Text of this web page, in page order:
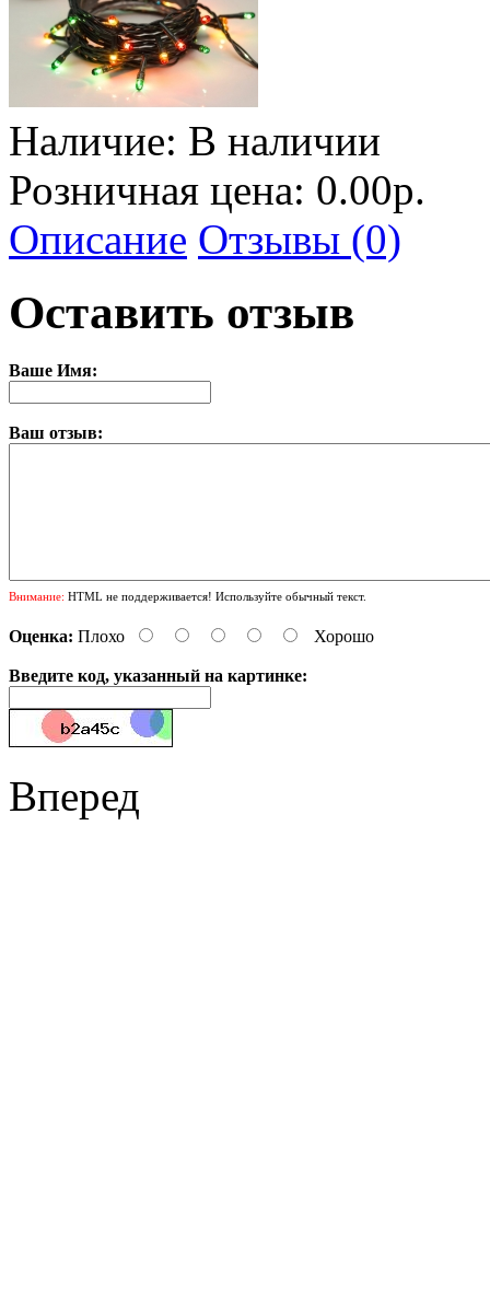
Наличие: В наличии
Розничная цена: 0.00р.
Описание Отзывы (0)
Оставить отзыв
Ваше Имя:
Ваш отзыв:
Внимание: HTML не поддерживается! Используйте обычный текст.
Оценка: Плохо Хорошо
Введите код, указанный на картинке:
Вперед